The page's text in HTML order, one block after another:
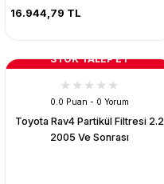
16.944,79 TL
STOK TALEP ET
0.0 Puan - 0 Yorum
Toyota Rav4 Partikül Filtresi 2.2
2005 Ve Sonrası